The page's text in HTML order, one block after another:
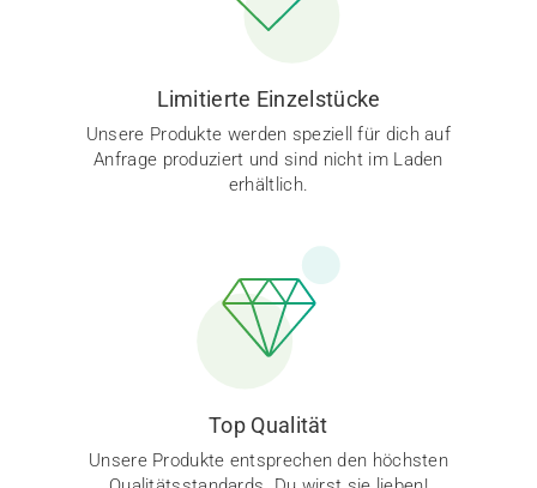
Limitierte Einzelstücke
Unsere Produkte werden speziell für dich auf
Anfrage produziert und sind nicht im Laden
erhältlich.
Top Qualität
Unsere Produkte entsprechen den höchsten